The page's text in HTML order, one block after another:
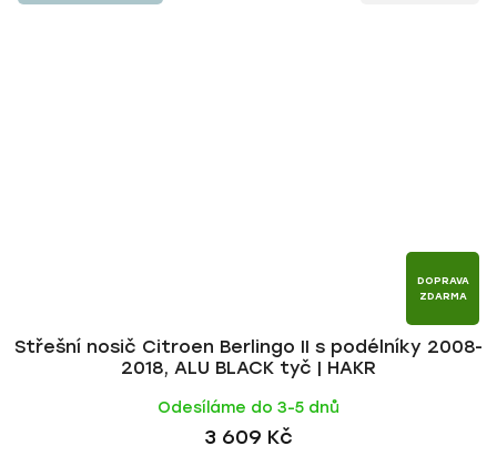
DOPRAVA
ZDARMA
Střešní nosič Citroen Berlingo II s podélníky 2008-
2018, ALU BLACK tyč | HAKR
Odesíláme do 3-5 dnů
3 609 Kč